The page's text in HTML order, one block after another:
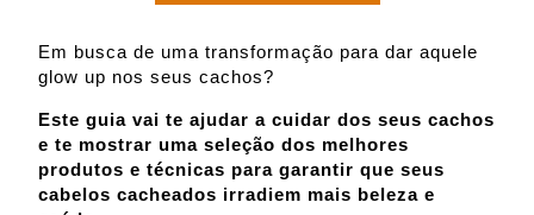
Em busca de uma transformação para dar aquele
glow up nos seus cachos?
Este guia vai te ajudar a cuidar dos seus cachos
e te mostrar uma seleção dos melhores
produtos e técnicas para garantir que seus
cabelos cacheados irradiem mais beleza e